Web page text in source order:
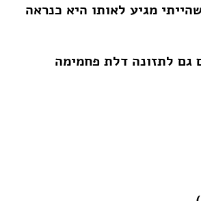
מגיע לאותו היא כנראה
גם לתזונה דלת פחמימה